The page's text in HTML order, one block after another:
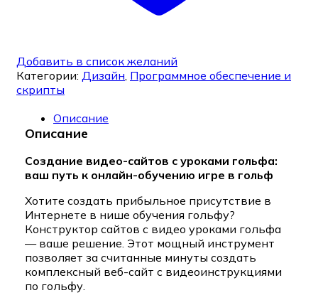
Добавить в список желаний
Категории: Дизайн, Программное обеспечение и
скрипты
Описание
Описание
Создание видео-сайтов с уроками гольфа:
ваш путь к онлайн-обучению игре в гольф
Хотите создать прибыльное присутствие в
Интернете в нише обучения гольфу?
Конструктор сайтов с видео уроками гольфа
— ваше решение. Этот мощный инструмент
позволяет за считанные минуты создать
комплексный веб-сайт с видеоинструкциями
по гольфу.